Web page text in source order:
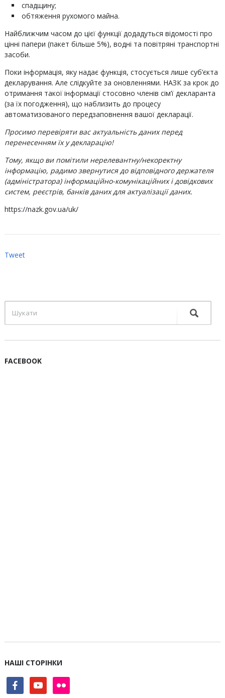
спадщину;
обтяження рухомого майна.
Найближчим часом до цієї функції додадуться відомості про
цінні папери (пакет більше 5%), водні та повітряні транспортні
засоби.
Поки інформація, яку надає функція, стосується лише суб’єкта
декларування. Але слідкуйте за оновленнями. НАЗК за крок до
отримання такої інформації стосовно членів сім’ї декларанта
(за їх погодження), що наблизить до процесу
автоматизованого передзаповнення вашої декларації.
Просимо перевіряти вас актуальність даних перед
перенесенням їх у декларацію!
Тому, якщо ви помітили нерелевантну/некоректну
інформацію, радимо звернутися до відповідного держателя
(адміністратора) інформаційно-комунікаційних і довідкових
систем, реєстрів, банків даних для актуалізації даних.
https://nazk.gov.ua/uk/
Tweet
FACEBOOK
НАШІ СТОРІНКИ
facebookyoutube flickr